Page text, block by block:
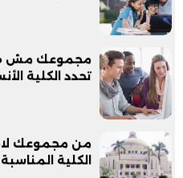
تحدد الكلية
من مجموعك
الكلية